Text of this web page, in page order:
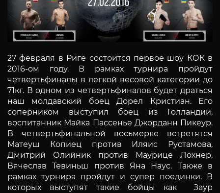
27 февраля в Риге состоится первое шоу КОК в
2016-ом году. В рамках турнира пройдут
четвертьфиналы в легкой весовой категории до
71кг. В одном из четвертьфиналов будет драться
наш молдавский боец Дорел Кристиан. Его
соперником выступил боец из Голландии,
воспитанник Майка Пассенье Джорданн Пикеур.
В четвертьфинальной восьмерке встретятся
Матеуш Копиец против Иляис Рустамова,
Дмитрий Олийник против Маурице Лохнер,
Вячеслав Тевиньш против Яна Наус. Также в
рамках турнира пройдут и супер поединки. В
которых выступят такие бойцы как Заур